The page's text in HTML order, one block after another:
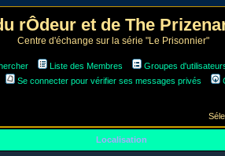
rÔdeur et de The
Centre d'échange sur la série "Le Prisonnier"
Liste des Membres Groupes
Se connecter pour vérifier ses messages privés
Localisation